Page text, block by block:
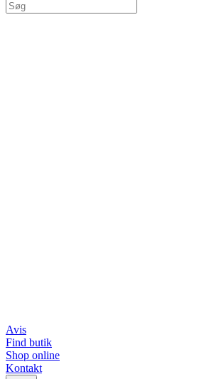
Avis
Find butik
Shop online
Kontakt